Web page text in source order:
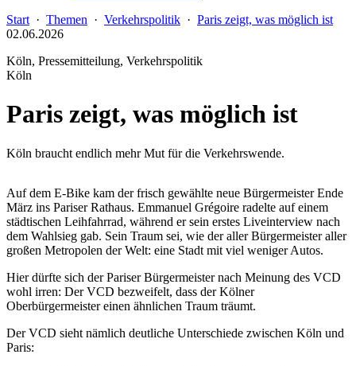
Start · Themen · Verkehrspolitik · Paris zeigt, was möglich ist
02.06.2026
Köln, Pressemitteilung, Verkehrspolitik
Köln
Paris zeigt, was möglich ist
Köln braucht endlich mehr Mut für die Verkehrswende.
Auf dem E-Bike kam der frisch gewählte neue Bürgermeister Ende
März ins Pariser Rathaus. Emmanuel Grégoire radelte auf einem
städtischen Leihfahrrad, während er sein erstes Liveinterview nach
dem Wahlsieg gab. Sein Traum sei, wie der aller Bürgermeister aller
großen Metropolen der Welt: eine Stadt mit viel weniger Autos.
Hier dürfte sich der Pariser Bürgermeister nach Meinung des VCD
wohl irren: Der VCD bezweifelt, dass der Kölner
Oberbürgermeister einen ähnlichen Traum träumt.
Der VCD sieht nämlich deutliche Unterschiede zwischen Köln und
Paris: